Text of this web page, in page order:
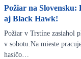
Požiar na Slovensku:
aj Black Hawk!
Požiar v Trstíne zasiahol
v sobotu.Na mieste
hasičo…